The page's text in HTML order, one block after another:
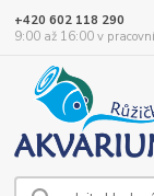
+420 602 118 290
9:00 až 16:00 v